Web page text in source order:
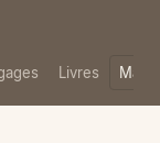
Livres